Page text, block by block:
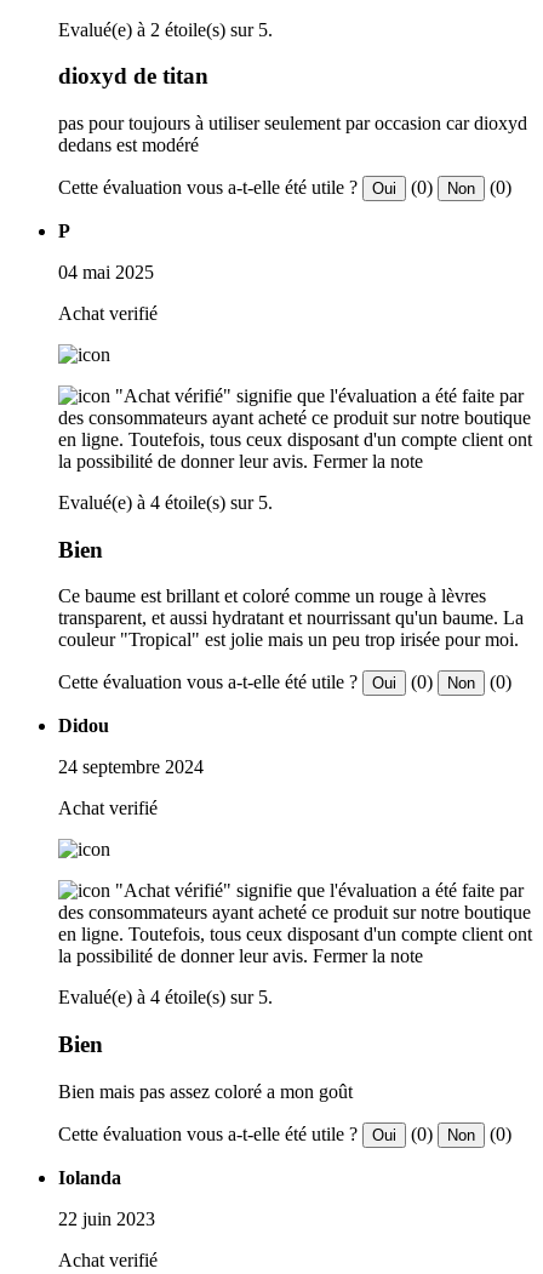
Evalué(e) à 2 étoile(s) sur 5.
dioxyd de titan
pas pour toujours à utiliser seulement par occasion car dioxyd
dedans est modéré
Cette évaluation vous a-t-elle été utile ? Oui (0) Non (0)
P
04 mai 2025
Achat verifié
"Achat vérifié" signifie que l'évaluation a été faite par
des consommateurs ayant acheté ce produit sur notre boutique
en ligne. Toutefois, tous ceux disposant d'un compte client ont
la possibilité de donner leur avis. Fermer la note
Evalué(e) à 4 étoile(s) sur 5.
Bien
Ce baume est brillant et coloré comme un rouge à lèvres
transparent, et aussi hydratant et nourrissant qu'un baume. La
couleur "Tropical" est jolie mais un peu trop irisée pour moi.
Cette évaluation vous a-t-elle été utile ? Oui (0) Non (0)
Didou
24 septembre 2024
Achat verifié
"Achat vérifié" signifie que l'évaluation a été faite par
des consommateurs ayant acheté ce produit sur notre boutique
en ligne. Toutefois, tous ceux disposant d'un compte client ont
la possibilité de donner leur avis. Fermer la note
Evalué(e) à 4 étoile(s) sur 5.
Bien
Bien mais pas assez coloré a mon goût
Cette évaluation vous a-t-elle été utile ? Oui (0) Non (0)
Iolanda
22 juin 2023
Achat verifié